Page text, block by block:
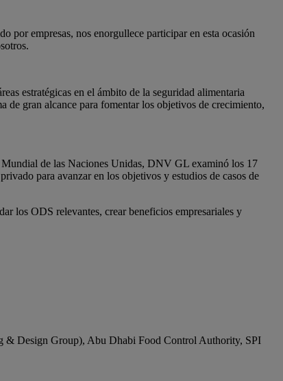
por empresas, nos enorgullece participar en esta ocasión
estratégicas en el ámbito de la seguridad alimentaria
de gran alcance para fomentar los objetivos de crecimiento,
Mundial de las Naciones Unidas, DNV GL examinó los 17
para avanzar en los objetivos y estudios de casos de
los ODS relevantes, crear beneficios empresariales y
& Design Group), Abu Dhabi Food Control Authority, SPI